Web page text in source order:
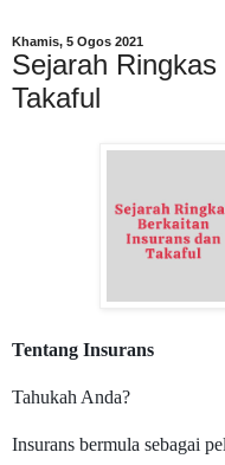
Khamis, 5 Ogos 2021
Sejarah
Takaful
Tentang Insurans
Tahukah Anda?
Insurans bermula sebagai